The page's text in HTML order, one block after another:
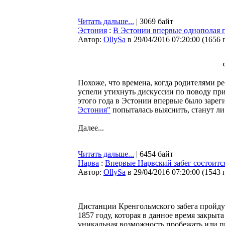
Читать дальше... | 3069 байт
Эстония : В Эстонии впервые однополая
Автор: OllySa в 29/04/2016 07:20:00 (1656
Похоже, что времена, когда родителями
успели утихнуть дискуссии по поводу
этого года в Эстонии впервые было
Эстония" попыталась выяснить, станут
Далее...
Читать дальше... | 6454 байт
Нарва : Впервые Нарвский забег
Автор: OllySa в 29/04/2016 07:20:00 (1543
Дистанции Кренгольмского забега
1857 году, которая в данное время
уникальная возможность пробежать или